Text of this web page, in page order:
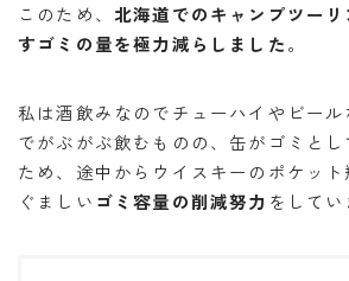
このため、 北海道でのキャンプツー
すゴミの量を極力減らしました。
私は酒飲みなのでチューハイやビー
でがぶがぶ飲むものの、缶がゴミと
ため、途中からウイスキーのポケッ
ぐましい ゴミ容量の削減努力 をしてい